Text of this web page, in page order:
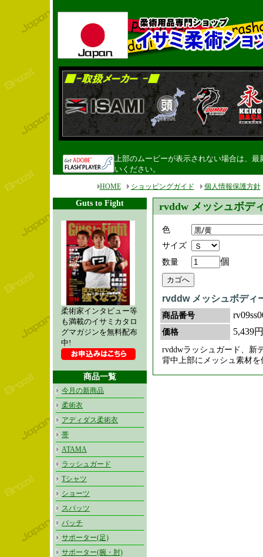
上部のムービーが表示されない場合は、最
いください。
HOME ショッピングガイド 個人情報保護方針
Guts to Fight
柔術家インタビュー等
も満載のイサミカタロ
グマガジンを無料配布
中!
商品一覧
今月の新商品
柔術衣
アディダス柔術衣
帯
ATAMA
ラッシュガード
Tシャツ
ショーツ
スパッツ
パッチ
サポーター(足)
サポーター(腕・肘)
rvddw メッシュボデ
色
サイズ
数量
個
rvddw メッシュボデ
商品番号
価格 5,439
rvddwラッシュガード、新
背中上部にメッシュ素材